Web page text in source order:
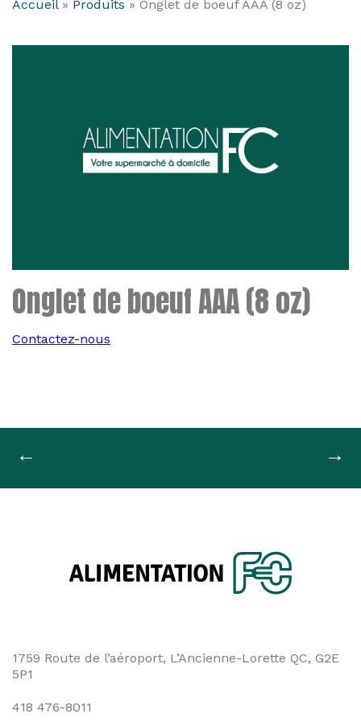
Accueil» Produits » Onglet de boeuf AAA (8 oz)
Onglet de boeuf AAA (8 oz)
Contactez-nous
Navigation
→
←
1759 Route de l’aéroport, L’Ancienne-Lorette QC, G2E
5P1
418 476-8011